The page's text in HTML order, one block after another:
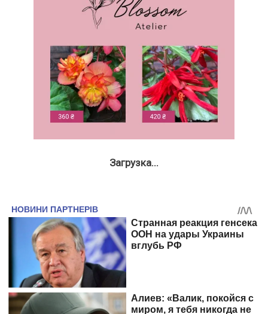
Загрузка...